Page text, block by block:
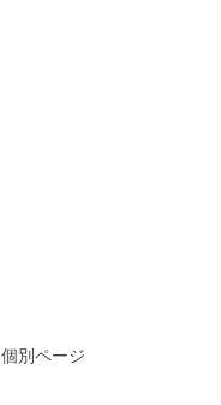
個別ページ